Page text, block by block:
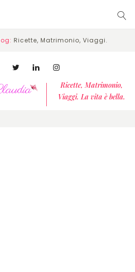
Ricette, Matrimonio, Viaggi.
Ricette, Matrimonio,
Viaggi. La vita è bella.
LinkedinInstagram